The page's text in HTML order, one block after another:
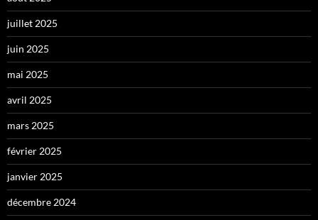
juillet 2025
juin 2025
mai 2025
avril 2025
mars 2025
février 2025
janvier 2025
décembre 2024